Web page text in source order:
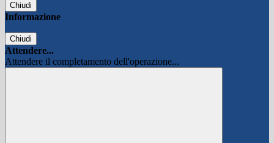
Chiudi
Informazione
Chiudi
Attendere...
Attendere il completamento dell'operazione...